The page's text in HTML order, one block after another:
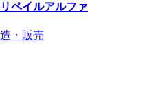
・販売